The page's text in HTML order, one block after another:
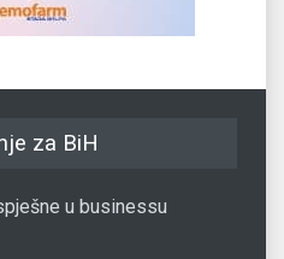
za BiH
u businessu